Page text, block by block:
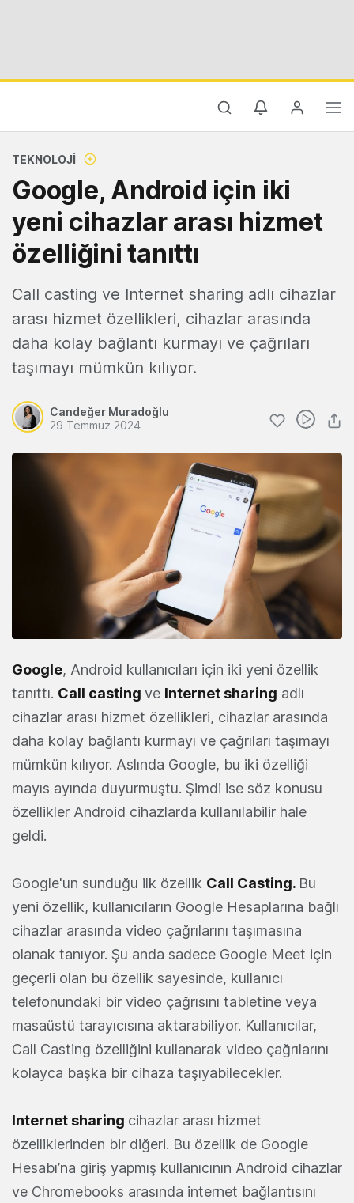
TEKNOLOJI
Google, Android için iki
yeni cihazlar arası hizmet
özelliğini tanıttı
Call casting ve Internet sharing adlı cihazlar
arası hizmet özellikleri, cihazlar arasında
daha kolay bağlantı kurmayı ve çağrıları
taşımayı mümkün kılıyor.
Candeğer Muradoğlu
29 Temmuz 2024
Google, Android kullanıcıları için iki yeni özellik
tanıttı. Call casting ve Internet sharing adlı
cihazlar arası hizmet özellikleri, cihazlar arasında
daha kolay bağlantı kurmayı ve çağrıları taşımayı
mümkün kılıyor. Aslında Google, bu iki özelliği
mayıs ayında duyurmuştu. Şimdi ise söz konusu
özellikler Android cihazlarda kullanılabilir hale
geldi.
Google'un sunduğu ilk özellik Call Casting. Bu
yeni özellik, kullanıcıların Google Hesaplarına bağlı
cihazlar arasında video çağrılarını taşımasına
olanak tanıyor. Şu anda sadece Google Meet için
geçerli olan bu özellik sayesinde, kullanıcı
telefonundaki bir video çağrısını tabletine veya
masaüstü tarayıcısına aktarabiliyor. Kullanıcılar,
Call Casting özelliğini kullanarak video çağrılarını
kolayca başka bir cihaza taşıyabilecekler.
Internet sharing cihazlar arası hizmet
özelliklerinden bir diğeri. Bu özellik de Google
Hesabı’na giriş yapmış kullanıcının Android cihazlar
ve Chromebooks arasında internet bağlantısını